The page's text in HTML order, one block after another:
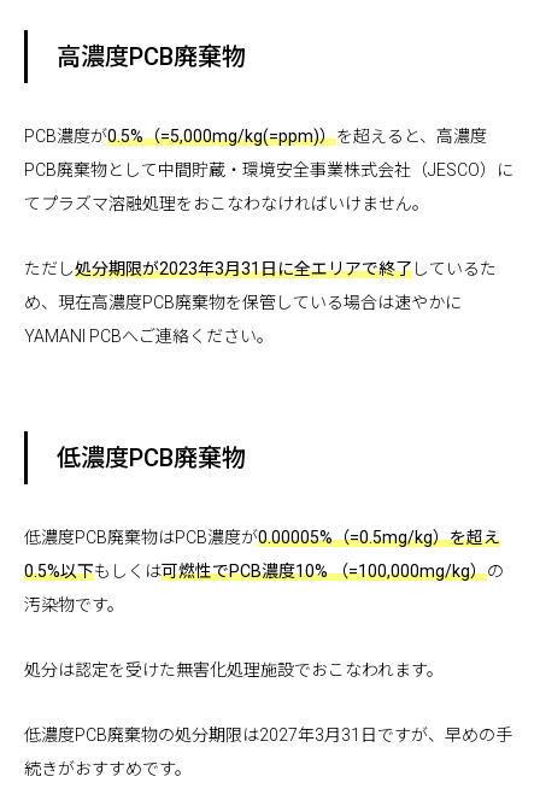
高濃度PCB廃棄物
PCB濃度が0.5%（=5,000mg/kg(=ppm)）を超えると、高濃度
PCB廃棄物として中間貯蔵・環境安全事業株式会社（JESCO）に
てプラズマ溶融処理をおこなわなければいけません。
ただし処分期限が2023年3月31日に全エリアで終了しているた
め、現在高濃度PCB廃棄物を保管している場合は速やかに
YAMANI PCBへご連絡ください。
低濃度PCB廃棄物
低濃度PCB廃棄物はPCB濃度が0.00005%（=0.5mg/kg）を超え
0.5%以下もしくは可燃性でPCB濃度10% （=100,000mg/kg）の
汚染物です。
処分は認定を受けた無害化処理施設でおこなわれます。
低濃度PCB廃棄物の処分期限は2027年3月31日ですが、早めの手
続きがおすすめです。